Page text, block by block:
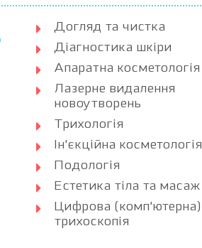
Догляд та чистка
Діагностика шкіри
Апаратна косметологія
Лазерне видалення
новоутворень
Трихологія
Ін’єкційна косметологія
Подологія
Естетика тіла та масаж
Цифрова (комп’ютерна)
трихоскопія